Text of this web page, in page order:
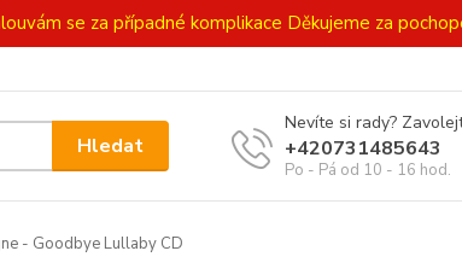
se za případné komplikace Děkujeme za
Hledat
Nevíte si rady?
+420731485643
Po - Pá od 10 - 16 hod.
- Goodbye Lullaby CD